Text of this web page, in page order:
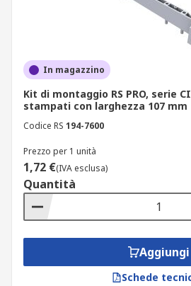
In magazzino
Kit di montaggio RS PRO, serie
stampati con larghezza 107 mm
Codice RS 194-7600
Prezzo per 1 unità
1,72 €(IVA esclusa)
Quantità
Aggiungi
Schede